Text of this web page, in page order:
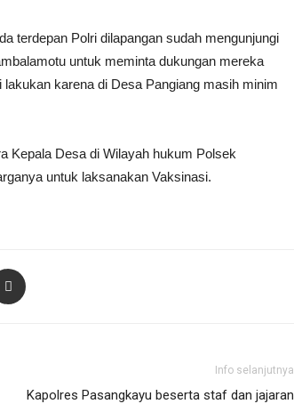
terdepan Polri dilapangan sudah mengunjungi
untuk meminta dukungan mereka
karena di Desa Pangiang masih minim
Kepala Desa di Wilayah hukum Polsek
untuk laksanakan Vaksinasi.
Info selanjutnya
Kapolres Pasangkayu beserta staf dan jajaran